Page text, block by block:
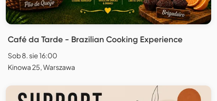
Café da Tarde - Brazilian Cooking Experience
Sob 8. sie 16:00
Kinowa 25, Warszawa